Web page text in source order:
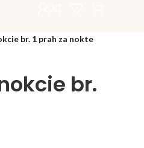
br. 1 prah za nokte
br.